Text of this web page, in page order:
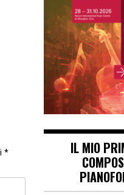
*
IL MIO